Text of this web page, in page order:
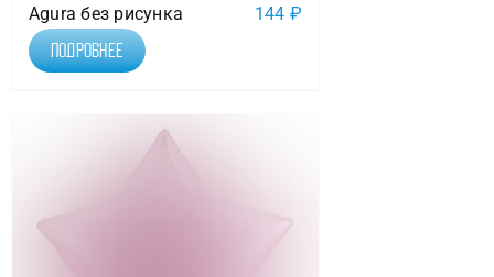
Agura без рисунка 144 ₽
Подробнее